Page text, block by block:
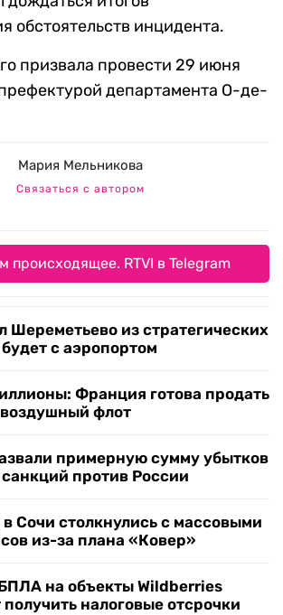
обстоятельств инцидента.
призвала провести 29 июня
департамента О-де-
Мария Мельникова
Связаться с автором
происходящее. RTVI в Telegram
Шереметьево из стратегических
с аэропортом
Франция готова продать
флот
примерную сумму убытков
против России
Сочи столкнулись с массовыми
из-за плана «Ковер»
на объекты Wildberries
налоговые отсрочки